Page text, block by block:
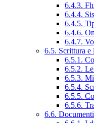
6.4.3.
6.4.4.
6.4.5.
6.4.6.
6.4.7.
6.5. Scrittura e
6.5.1.
6.5.2.
6.5.3.
6.5.4.
6.5.5.
6.5.6.
6.6. Documenti